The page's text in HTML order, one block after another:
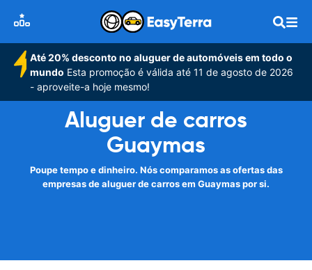
Até 20% desconto no aluguer de automóveis em todo o
mundo Esta promoção é válida até 11 de agosto de 2026
- aproveite-a hoje mesmo!
Aluguer de carros
Guaymas
Poupe tempo e dinheiro. Nós comparamos as ofertas das
empresas de aluguer de carros em Guaymas por si.